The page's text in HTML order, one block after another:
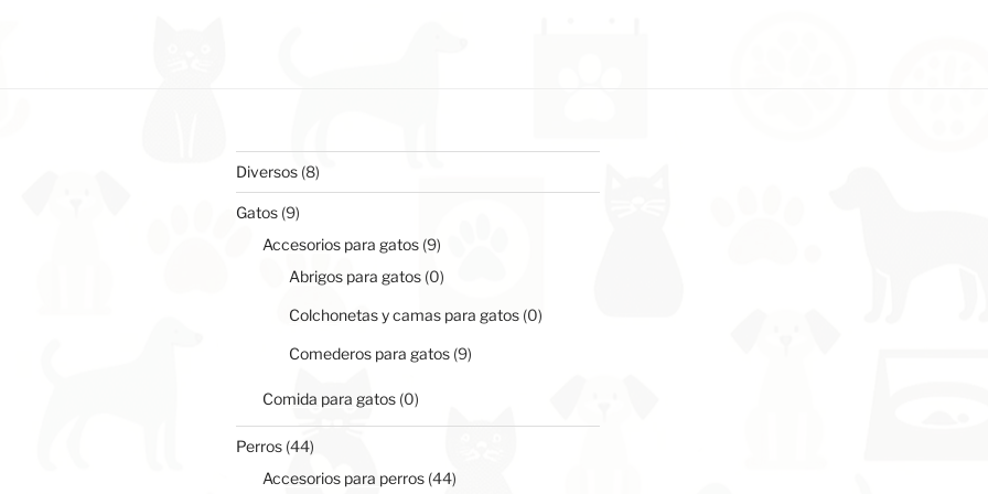
elegir
en
la
página
producto
Diversos 88
productos
Gatos 99
productos
Accesorios para gatos 99
productos
Abrigos para gatos 00
Colchonetas y camas para gatos 00
Comederos para gatos 99
Comida para gatos 00
productos
Perros 4444
productos
Accesorios para perros 4444